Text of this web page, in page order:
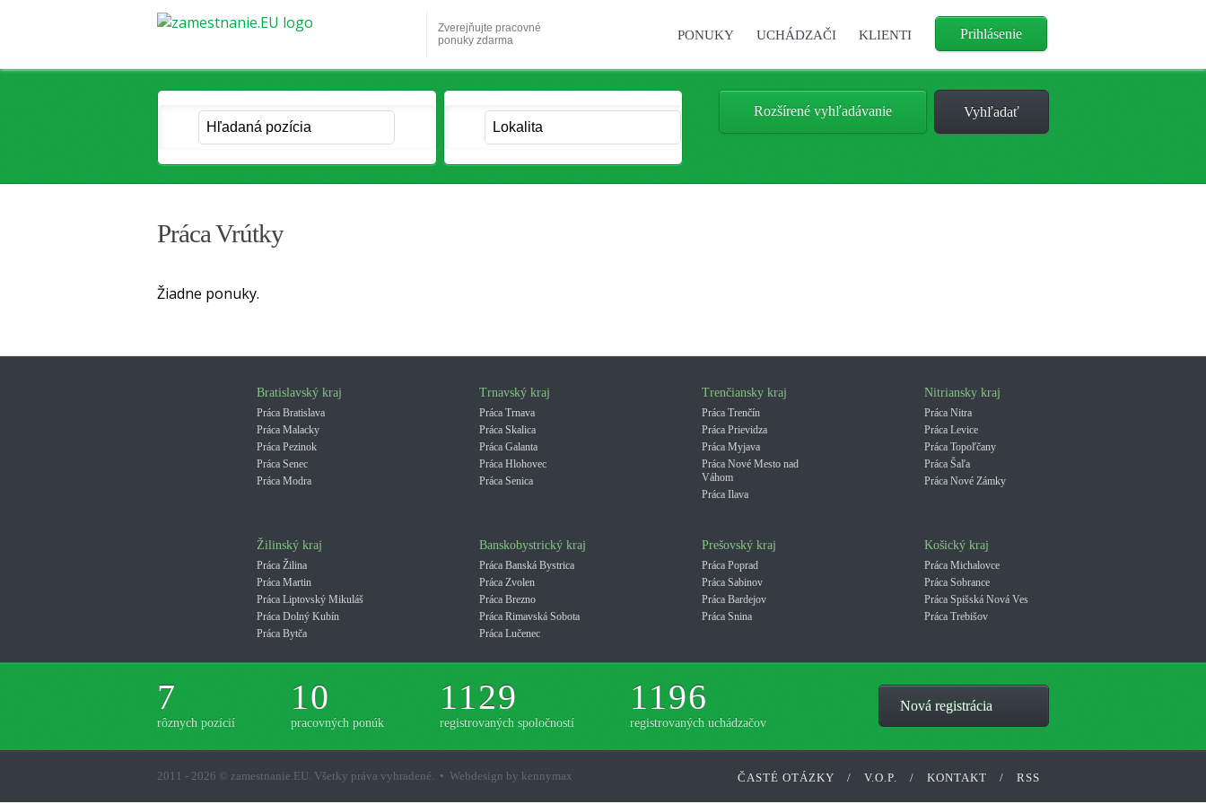
Zverejňujte pracovné
ponuky zdarma
Prihlásenie
PONUKY UCHÁDZAČI KLIENTI
Rozšírené vyhľadávanie
Práca Vrútky
Žiadne ponuky.
Bratislavský kraj
Práca Bratislava
Práca Malacky
Práca Pezinok
Práca Senec
Práca Modra
Trnavský kraj
Práca Trnava
Práca Skalica
Práca Galanta
Práca Hlohovec
Práca Senica
Trenčiansky kraj
Práca Trenčín
Práca Prievidza
Práca Myjava
Práca Nové Mesto nad
Váhom
Práca Ilava
Nitriansky kraj
Práca Nitra
Práca Levice
Práca Topoľčany
Práca Šaľa
Práca Nové Zámky
Žilinský kraj
Práca Žilina
Práca Martin
Práca Liptovský Mikuláš
Práca Dolný Kubín
Práca Bytča
Banskobystrický kraj
Práca Banská Bystrica
Práca Zvolen
Práca Brezno
Práca Rimavská Sobota
Práca Lučenec
Prešovský kraj
Práca Poprad
Práca Sabinov
Práca Bardejov
Práca Snina
Košický kraj
Práca Michalovce
Práca Sobrance
Práca Spišská Nová Ves
Práca Trebišov
7
rôznych pozícií
10
pracovných ponúk
1129
registrovaných spoločností
1196
registrovaných uchádzačov
Nová registrácia
2011 - 2026 © zamestnanie.EU. Všetky práva vyhradené. • Webdesign by kennymax ČASTÉ OTÁZKY / V.O.P. / KONTAKT / RSS